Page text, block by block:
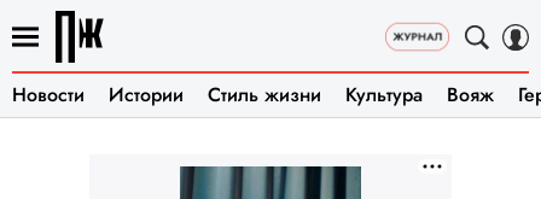
Новости Истории Стиль жизни Культура Вояж